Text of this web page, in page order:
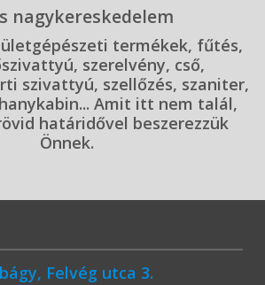
nagykereskedelem
termékek, fűtés,
szerelvény, cső,
szivattyú, szellőzés, szaniter,
Amit itt nem talál,
határidővel beszerezzük
Önnek.
Felvég utca 3.